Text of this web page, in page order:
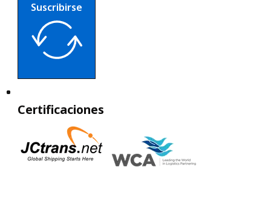
Suscribirse
Certificaciones